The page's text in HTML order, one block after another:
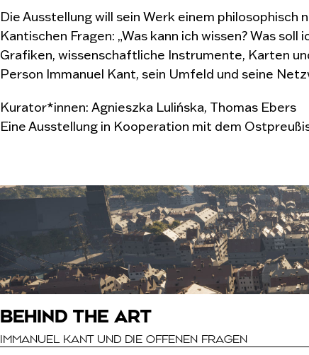
Die Ausstellung will sein Werk einem
Kantischen Fragen: „Was kann ich wissen? Was
Grafiken, wissenschaftliche Instrumente, Karten
Person Immanuel Kant, sein Umfeld und seine
Kurator*innen: Agnieszka Lulińska, Thomas Ebers
Eine Ausstellung in Kooperation mit dem
BEHIND THE ART
IMMANUEL KANT UND DIE OFFENEN FRAGEN